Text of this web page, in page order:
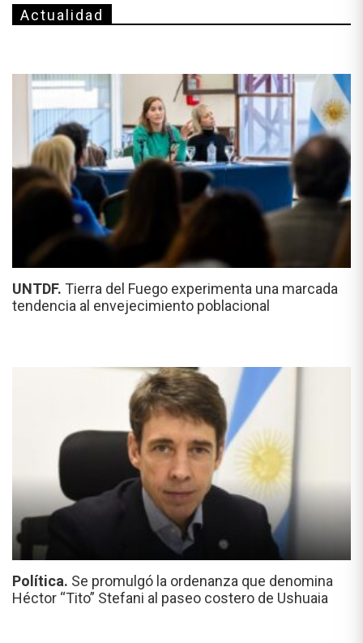
Actualidad
UNTDF. Tierra del Fuego experimenta una marcada
tendencia al envejecimiento poblacional
Política. Se promulgó la ordenanza que denomina
Héctor “Tito” Stefani al paseo costero de Ushuaia